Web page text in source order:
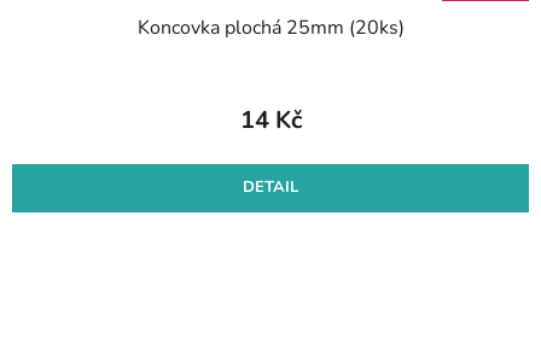
Koncovka plochá 25mm (20ks)
14 Kč
DETAIL